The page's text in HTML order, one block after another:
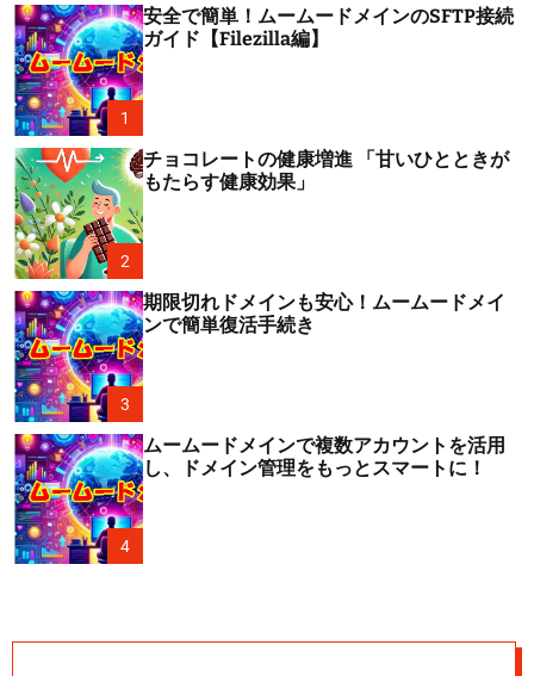
o
1
安全で簡単！ムームードメインのSFTP接続
ガイド【Filezilla編】
2
チョコレートの健康増進 「甘いひとときが
もたらす健康効果」
3
期限切れドメインも安心！ムームードメイ
ンで簡単復活手続き
4
ムームードメインで複数アカウントを活用
し、ドメイン管理をもっとスマートに！